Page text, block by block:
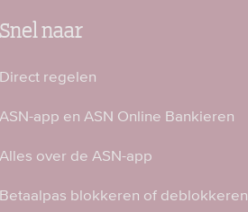
Snel naar
Direct regelen
ASN-app en ASN Online Bankieren
Alles over de ASN-app
Betaalpas blokkeren of deblokkeren